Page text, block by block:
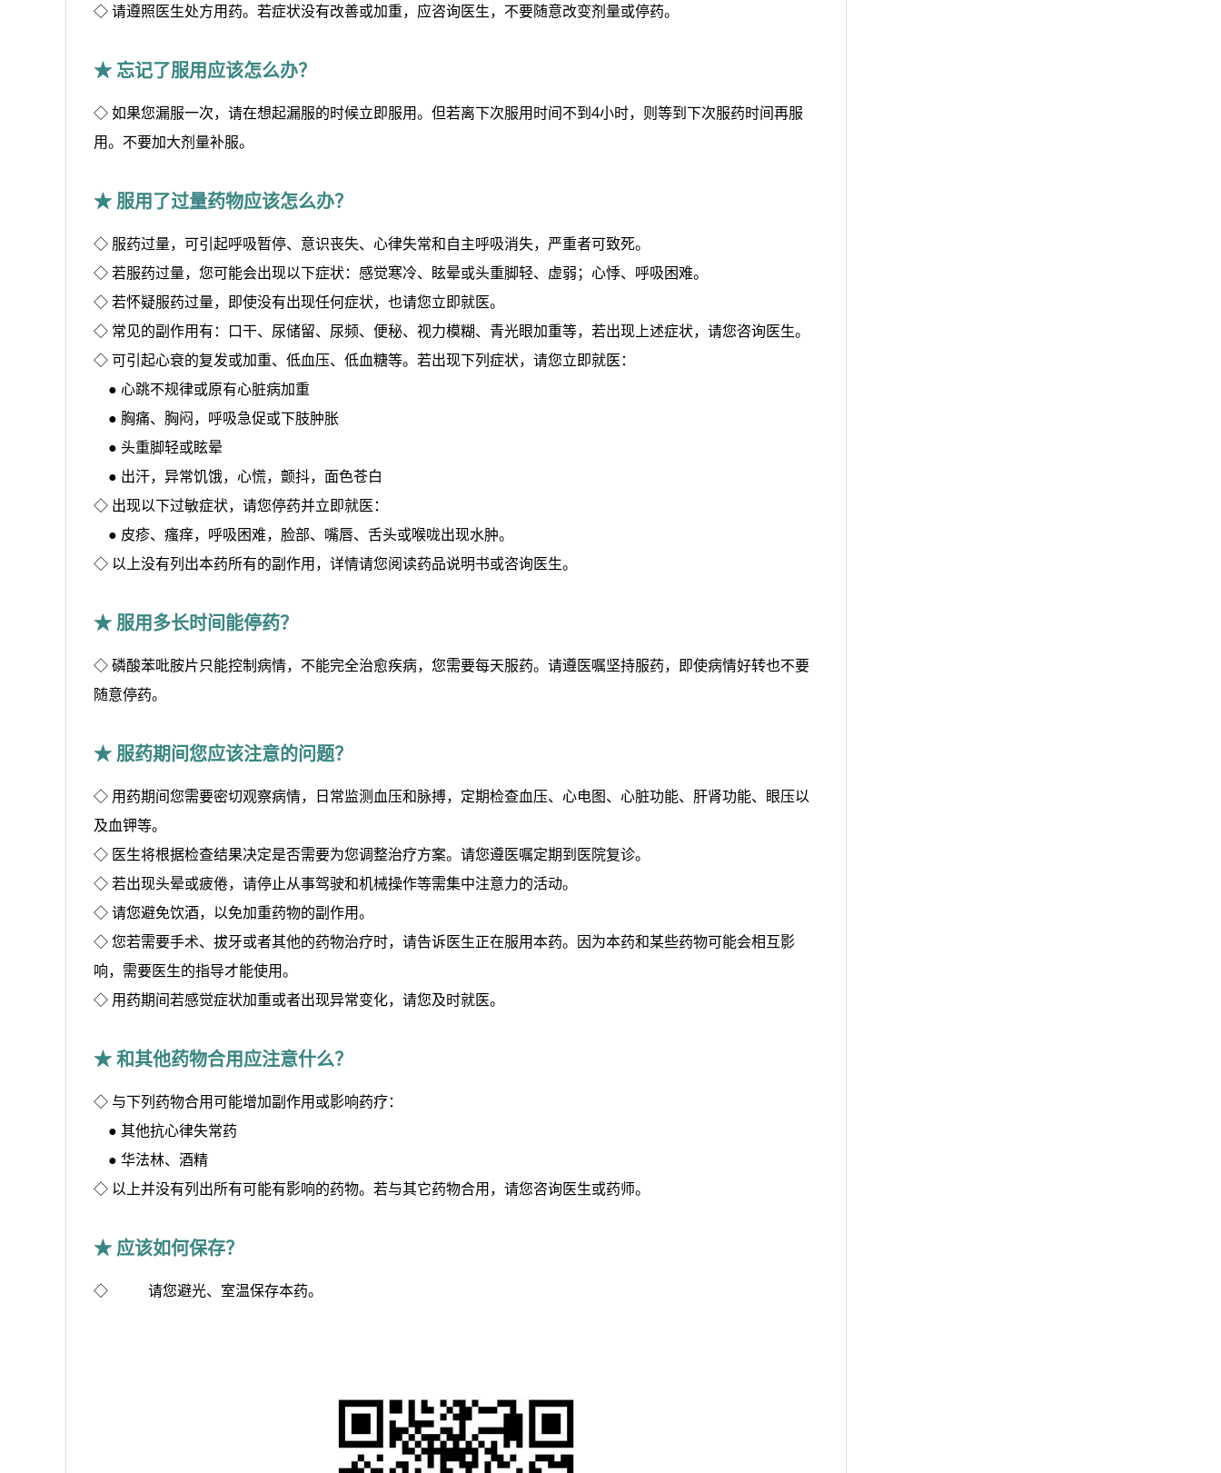
◇ 请遵照医生处方用药。若症状没有改善或加重，应咨询医生，不要随意改变剂量或停药。
★ 忘记了服用应该怎么办？
◇ 如果您漏服一次，请在想起漏服的时候立即服用。但若离下次服用时间不到4小时，则等到下次服药时间再服
用。不要加大剂量补服。
★ 服用了过量药物应该怎么办？
◇ 服药过量，可引起呼吸暂停、意识丧失、心律失常和自主呼吸消失，严重者可致死。
◇ 若服药过量，您可能会出现以下症状：感觉寒冷、眩晕或头重脚轻、虚弱；心悸、呼吸困难。
◇ 若怀疑服药过量，即使没有出现任何症状，也请您立即就医。
◇ 常见的副作用有：口干、尿储留、尿频、便秘、视力模糊、青光眼加重等，若出现上述症状，请您咨询医生。
◇ 可引起心衰的复发或加重、低血压、低血糖等。若出现下列症状，请您立即就医：
● 心跳不规律或原有心脏病加重
● 胸痛、胸闷，呼吸急促或下肢肿胀
● 头重脚轻或眩晕
● 出汗，异常饥饿，心慌，颤抖，面色苍白
◇ 出现以下过敏症状，请您停药并立即就医：
● 皮疹、瘙痒，呼吸困难，脸部、嘴唇、舌头或喉咙出现水肿。
◇ 以上没有列出本药所有的副作用，详情请您阅读药品说明书或咨询医生。
★ 服用多长时间能停药？
◇ 磷酸苯吡胺片只能控制病情，不能完全治愈疾病，您需要每天服药。请遵医嘱坚持服药，即使病情好转也不要
随意停药。
★ 服药期间您应该注意的问题？
◇ 用药期间您需要密切观察病情，日常监测血压和脉搏，定期检查血压、心电图、心脏功能、肝肾功能、眼压以
及血钾等。
◇ 医生将根据检查结果决定是否需要为您调整治疗方案。请您遵医嘱定期到医院复诊。
◇ 若出现头晕或疲倦，请停止从事驾驶和机械操作等需集中注意力的活动。
◇ 请您避免饮酒，以免加重药物的副作用。
◇ 您若需要手术、拔牙或者其他的药物治疗时，请告诉医生正在服用本药。因为本药和某些药物可能会相互影
响，需要医生的指导才能使用。
◇ 用药期间若感觉症状加重或者出现异常变化，请您及时就医。
★ 和其他药物合用应注意什么？
◇ 与下列药物合用可能增加副作用或影响药疗：
● 其他抗心律失常药
● 华法林、酒精
◇ 以上并没有列出所有可能有影响的药物。若与其它药物合用，请您咨询医生或药师。
★ 应该如何保存？
◇ 请您避光、室温保存本药。